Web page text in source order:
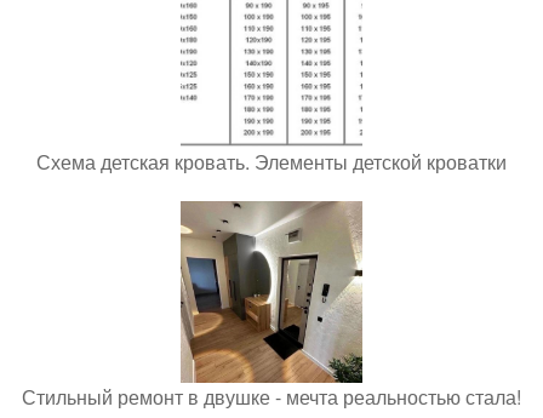
Схема детская кровать. Элементы детской кроватки
Стильный ремонт в двушке - мечта реальностью стала!